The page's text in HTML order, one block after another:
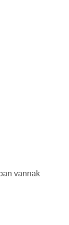
vannak